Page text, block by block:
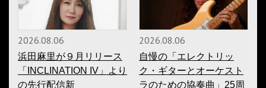
2026.08.06
浜田麻里が９月リリース
「INCLINATION IV」より
の先行配信新
2026.08.06
自慢の「エレクトリッ
ク・ギターとオーケスト
ラのための協奏曲」25周